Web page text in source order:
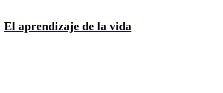
El aprendizaje de la vida